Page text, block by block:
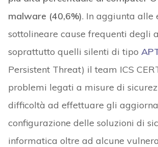
malware (40,6%). In aggiunta alle
sottolineare cause frequenti degli
soprattutto quelli silenti di tipo
Persistent Threat) il team ICS
problemi legati a misure di
difficoltà ad effettuare gli
configurazione delle soluzioni di
informatica oltre ad alcune